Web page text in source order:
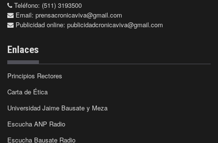
Teléfono: (511) 3193500
Email: prensacronicaviva@gmail.com
Publicidad online: publicidadcronicaviva@gmail.com
Enlaces
Principios Rectores
Carta de Ética
Universidad Jaime Bausate y Meza
Escucha ANP Radio
Escucha Bausate Radio